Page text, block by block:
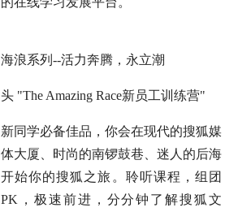
海浪系列--活力奔腾，永立潮
头 "The Amazing Race新员工训练营"
新同学必备佳品，你会在现代的搜狐媒
体大厦、时尚的南锣鼓巷、迷人的后海
开始你的搜狐之旅。聆听课程，组团
PK，极速前进，分分钟了解搜狐文